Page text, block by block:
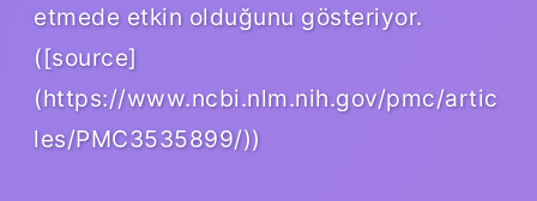
etmede etkin olduğunu gösteriyor.
([source]
(https://www.ncbi.nlm.nih.gov/pmc/artic
les/PMC3535899/))